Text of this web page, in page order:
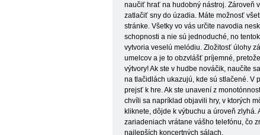
naučiť hrať na hudobný nástroj. Zároveň
zatlačiť sny do úzadia. Máte možnosť
stránke. Všetky vo vás určite navodia
schopnosti a nie sú jednoduché, no
vytvoria veselú melódiu. Zložitosť úlohy
umelcov a je to obzvlášť príjemné,
výtvory! Ak ste v hudbe nováčik, naučíte
na tlačidlách ukazujú, kde sú stlačené. V
prejsť k hre. Ak ste unavení z
chvíli sa napríklad objavili hry, v ktorých
kliknete, dôjde k výbuchu a úroveň
zariadeniach vrátane vášho telefónu, čo
najlepších koncertných sálach.